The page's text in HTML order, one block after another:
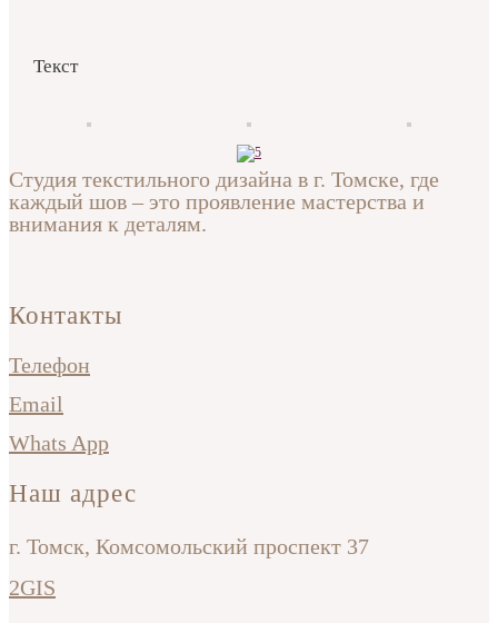
Текст
Студия текстильного дизайна в г. Томске, где
каждый шов – это проявление мастерства и
внимания к деталям.
Контакты
Телефон
Email
Whats App
Наш адрес
г. Томск, Комсомольский проспект 37
2GIS